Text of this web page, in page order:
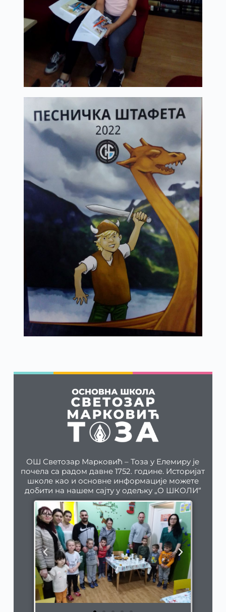
ОШ Светозар Марковић – Тоза у Елемиру је
почела са радом давне 1752. године. Историјат
школе као и основне информације можете
добити на нашем сајту у одељку „О ШКОЛИ“